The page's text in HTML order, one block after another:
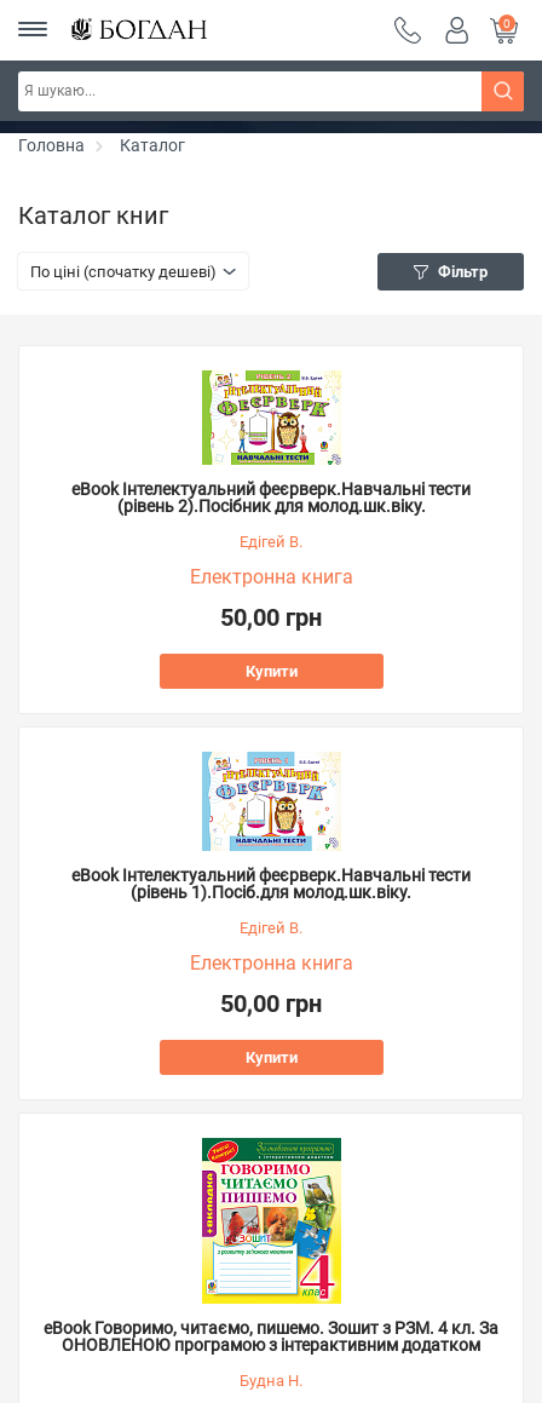
Серія "Чейзіана" ~ знижка 20%
0
Головна Каталог
Каталог книг
По ціні (спочатку дешеві) Фільтр
eBook Інтелектуальний феєрверк.Навчальні тести
(рівень 2).Посібник для молод.шк.віку.
Едігей В.
Електронна книга
50,00 грн
Купити
eBook Інтелектуальний феєрверк.Навчальні тести
(рівень 1).Посіб.для молод.шк.віку.
Едігей В.
Електронна книга
50,00 грн
Купити
eBook Говоримо, читаємо, пишемо. Зошит з РЗМ. 4 кл. За
ОНОВЛЕНОЮ програмою з інтерактивним додатком
Будна Н.